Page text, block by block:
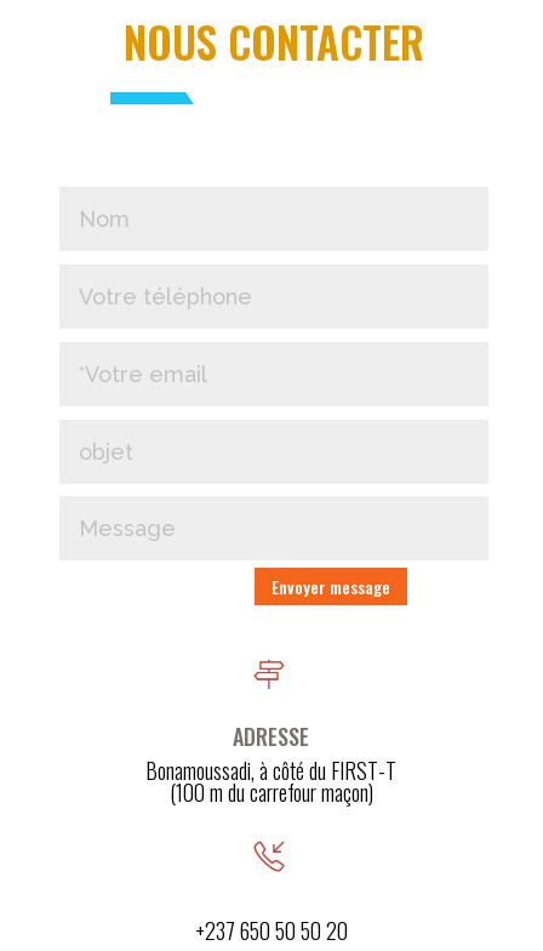
NOUS CONTACTER
Envoyer message
ADRESSE
Bonamoussadi, à côté du FIRST-T
(100 m du carrefour maçon)
+237 650 50 50 20